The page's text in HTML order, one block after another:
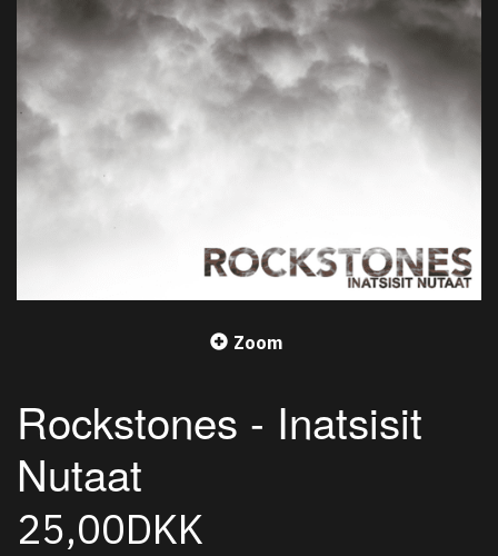
Zoom
Rockstones - Inatsisit
Nutaat
25,00DKK